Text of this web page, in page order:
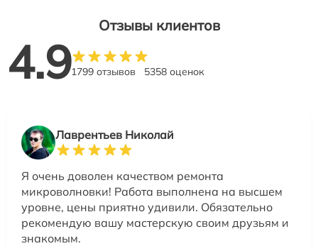
Отзывы клиентов
4.91799 отзывов 5358 оценок
Лаврентьев Николай
Я очень доволен качеством ремонта
микроволновки! Работа выполнена на высшем
уровне, цены приятно удивили. Обязательно
рекомендую вашу мастерскую своим друзьям и
знакомым.